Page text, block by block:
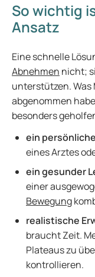
So wichtig
Ansatz
Eine schnelle
Abnehmen nicht;
unterstützen. Was
abgenommen
besonders
ein
eines Arztes
ein gesunder
einer
Bewegung
realistische
braucht Zeit.
Plateaus zu
kontrollieren.